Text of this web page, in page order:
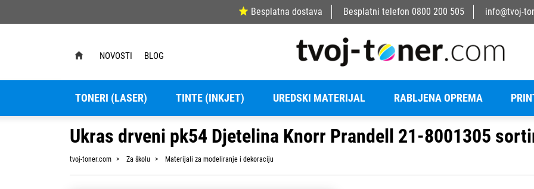
Besplatna dostava Besplatni telefon 0800 200 505 info@tvoj-
NOVOSTI BLOG
TONERI (LASER) TINTE (INKJET) UREDSKI MATERIJAL RABLJENA OPREMA
Ukras drveni pk54 Djetelina Knorr Prandell 21-8001305
tvoj-toner.com Za školu Materijali za modeliranje i dekoraciju